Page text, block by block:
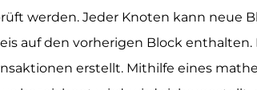
werden. Jeder Knoten kann neue
auf den vorherigen Block
erstellt. Mithilfe eines